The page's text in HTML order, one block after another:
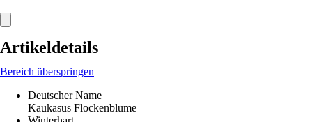
Artikeldetails
Bereich überspringen
Deutscher Name
Kaukasus Flockenblume